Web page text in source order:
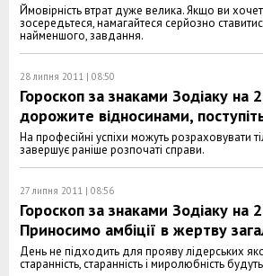
Ймовірність втрат дуже велика. Якщо ви
зосередьтеся, намагайтеся серйозно
найменшого, завдання.
28 липня 2011 | 08:50
Гороскоп за знаками Зодіаку на
дорожите відносинами,
На професійні успіхи можуть розраховувати
завершує раніше розпочаті справи.
27 липня 2011 | 08:56
Гороскоп за знаками Зодіаку на
Приносимо амбіції в жертву
День не підходить для прояву лідерських
старанність, старанність і миролюбність